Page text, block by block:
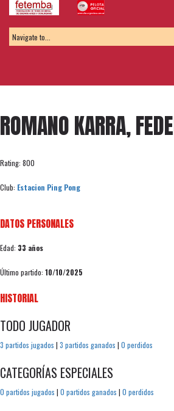
ROMANO KARRA,
Rating: 800
Club: Estacion Ping Pong
DATOS PERSONALES
Edad: 33 años
Último partido: 10/10/2025
HISTORIAL
TODO JUGADOR
3 partidos jugados | 3 partidos ganados | 0 perdidos
CATEGORÍAS ESPECIALES
0 partidos jugados | 0 partidos ganados | 0 perdidos